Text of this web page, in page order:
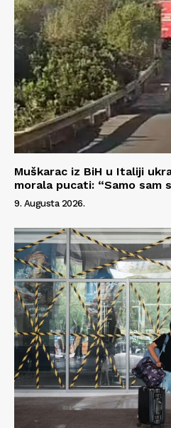
O nama
Kontakt
Impressum
Muškarac iz BiH u Italiji
morala pucati: “Samo sam
9. Augusta 2026.